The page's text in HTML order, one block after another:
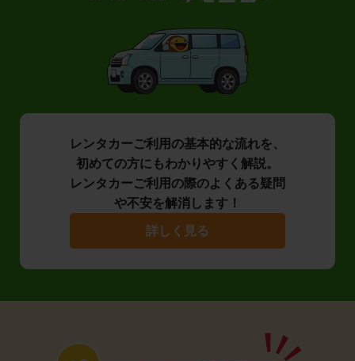
レンタカーご利用の基本的な流れを、
初めての方にもわかりやすく解説。
レンタカーご利用の際のよくある疑問
や不安を解消します！
詳しく見る